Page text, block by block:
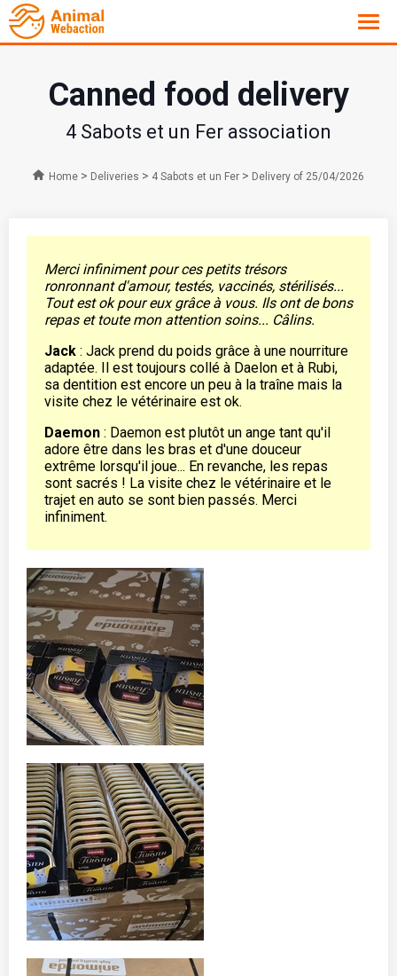
Canned food delivery
4 Sabots et un Fer association
Home > Deliveries > 4 Sabots et un Fer > Delivery of 25/04/2026
Merci infiniment pour ces petits trésors
ronronnant d'amour, testés, vaccinés, stérilisés...
Tout est ok pour eux grâce à vous. Ils ont de bons
repas et toute mon attention soins... Câlins.
Jack : Jack prend du poids grâce à une nourriture
adaptée. Il est toujours collé à Daelon et à Rubi,
sa dentition est encore un peu à la traîne mais la
visite chez le vétérinaire est ok.
Daemon : Daemon est plutôt un ange tant qu'il
adore être dans les bras et d'une douceur
extrême lorsqu'il joue... En revanche, les repas
sont sacrés ! La visite chez le vétérinaire et le
trajet en auto se sont bien passés. Merci
infiniment.